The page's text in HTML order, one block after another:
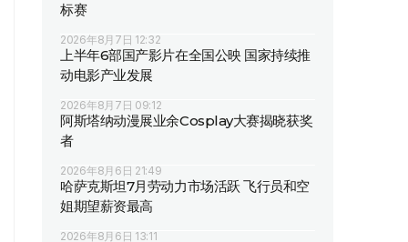
标赛
2026年8月7日 12:32
上半年6部国产影片在全国公映 国家持续推
动电影产业发展
2026年8月7日 09:12
阿斯塔纳动漫展业余Cosplay大赛揭晓获奖
者
2026年8月6日 21:49
哈萨克斯坦7月劳动力市场活跃 飞行员和空
姐期望薪资最高
2026年8月6日 13:11